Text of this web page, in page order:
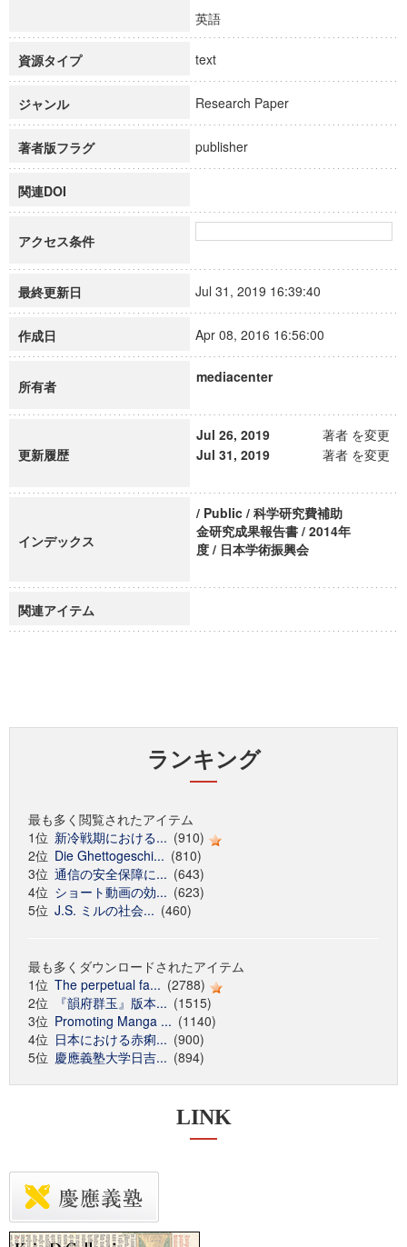
英語
資源タイプ text
ジャンル Research Paper
著者版フラグ publisher
関連DOI
アクセス条件
最終更新日 Jul 31, 2019 16:39:40
作成日 Apr 08, 2016 16:56:00
所有者
mediacenter
更新履歴
Jul 26, 2019
著者 を変更
Jul 31, 2019
著者 を変更
インデックス
/ Public / 科学研究費補助
金研究成果報告書 / 2014年
度 / 日本学術振興会
関連アイテム
ランキング
最も多く閲覧されたアイテム
1位 新冷戦期における... (910)
2位 Die Ghettogeschi... (810)
3位 通信の安全保障に... (643)
4位 ショート動画の効... (623)
5位 J.S. ミルの社会... (460)
最も多くダウンロードされたアイテム
1位 The perpetual fa... (2788)
2位
『韻府群玉』版本... (1515)
3位 Promoting Manga ... (1140)
4位 日本における赤痢... (900)
5位 慶應義塾大学日吉... (894)
LINK